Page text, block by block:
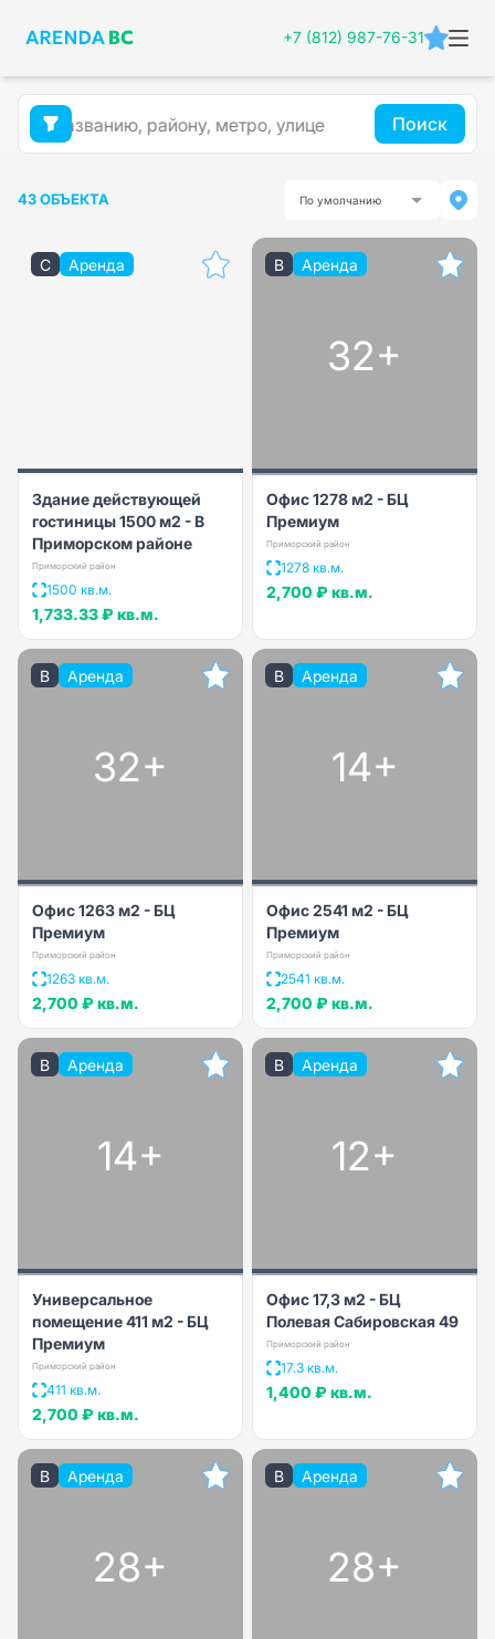
+7 (812) 987-76-31
Поиск
43 ОБЪЕКТА По умолчанию
C Аренда
Здание действующей
гостиницы 1500 м2 - В
Приморском районе
Приморский район
1500 кв.м.
1,733.33 ₽ кв.м.
B Аренда
32+
Офис 1278 м2 - БЦ
Премиум
Приморский район
1278 кв.м.
2,700 ₽ кв.м.
B Аренда
32+
Офис 1263 м2 - БЦ
Премиум
Приморский район
1263 кв.м.
2,700 ₽ кв.м.
B Аренда
14+
Офис 2541 м2 - БЦ
Премиум
Приморский район
2541 кв.м.
2,700 ₽ кв.м.
B Аренда
14+
Универсальное
помещение 411 м2 - БЦ
Премиум
Приморский район
411 кв.м.
2,700 ₽ кв.м.
B Аренда
12+
Офис 17,3 м2 - БЦ
Полевая Сабировская 49
Приморский район
17.3 кв.м.
1,400 ₽ кв.м.
B Аренда
28+
B Аренда
28+